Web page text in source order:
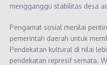
mengganggu stabilitas desa
Pengamat sosial menilai
pemerintah daerah untuk
Pendekatan kultural di nilai
pendekatan represif semata.